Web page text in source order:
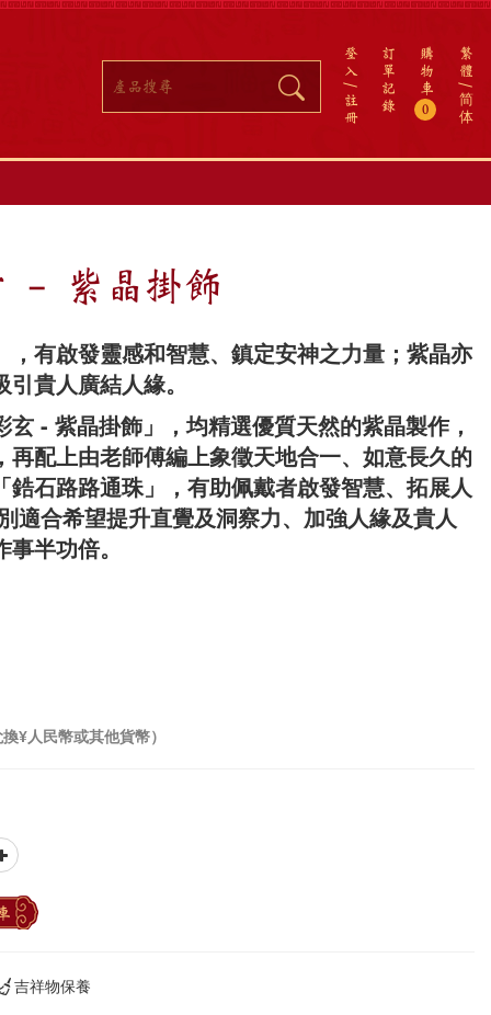
繁
體
简
体
購
物
車
0
訂
單
記
錄
登
入
註
冊
- 紫晶掛飾
，有啟發靈感和智慧、鎮定安神之力量；紫晶亦
貴人廣結人緣。
玄 - 紫晶掛飾」，均精選優質天然的紫晶製作，
再配上由老師傅編上象徵天地合一、如意長久的
鋯石路路通珠」，有助佩戴者啟發智慧、拓展人
適合希望提升直覺及洞察力、加強人緣及貴人
半功倍。
¥人民幣或其他貨幣）
吉祥物保養